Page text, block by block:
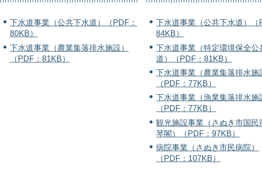
下水道事業（公共下水道）（PDF：
80KB）
下水道事業（農業集落排水施設）
（PDF：81KB）
下水道事業（公共下水道）（
84KB）
下水道事業（特定環境保全公
道）（PDF：81KB）
下水道事業（農業集落排水施
（PDF：77KB）
下水道事業（漁業集落排水施
（PDF：77KB）
観光施設事業（さぬき市国民
琴閣）（PDF：97KB）
病院事業（さぬき市民病院）
（PDF：107KB）